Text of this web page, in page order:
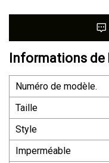
Informations de
Numéro de modèle.
Taille
Style
Imperméable